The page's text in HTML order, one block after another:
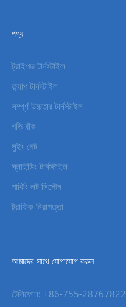
পণ্য
ট্রাইপড টার্নস্টাইল
ফ্ল্যাপ টার্নস্টাইল
সম্পূর্ণ উচ্চতার টার্নস্টাইল
গতি বাঁক
সুইং গেট
স্লাইডিং টার্নস্টাইল
পার্কিং লট সিস্টেম
ট্রাফিক নিরাপত্তা
আমাদের সাথে যোগাযোগ করুন
টেলিফোন: +86-755-28767822